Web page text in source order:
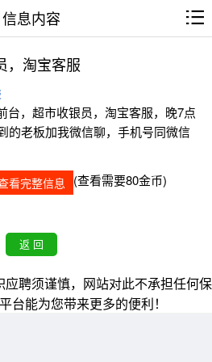
信息内容
，淘宝客服
台，超市收银员，淘宝客服，晚7点
的老板加我微信聊，手机号同微信
看完整信息 (查看需要80金币)
聘须谨慎，网站对此不承担任何保
台能为您带来更多的便利！